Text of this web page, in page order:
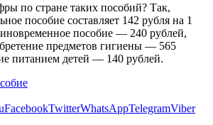
по стране таких пособий? Так,
пособие составляет 142 рубля на 1
пособие — 240 рублей,
предметов гигиены — 565
питанием детей — 140 рублей.
FacebookTwitterWhatsAppTelegramViber